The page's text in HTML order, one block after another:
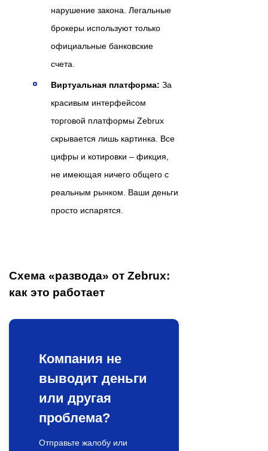
нарушение закона. Легальные
брокеры используют только
официальные банковские
счета.
Виртуальная платформа: За
красивым интерфейсом
торговой платформы Zebrux
скрывается лишь картинка. Все
цифры и котировки – фикция,
не имеющая ничего общего с
реальным рынком. Ваши деньги
просто испарятся.
Схема «развода» от Zebrux:
как это работает
Компания не
выводит деньги
или другая
проблема?
Отправьте жалобу или